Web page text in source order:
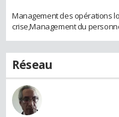
Management des opérations
crise,Management du
Réseau